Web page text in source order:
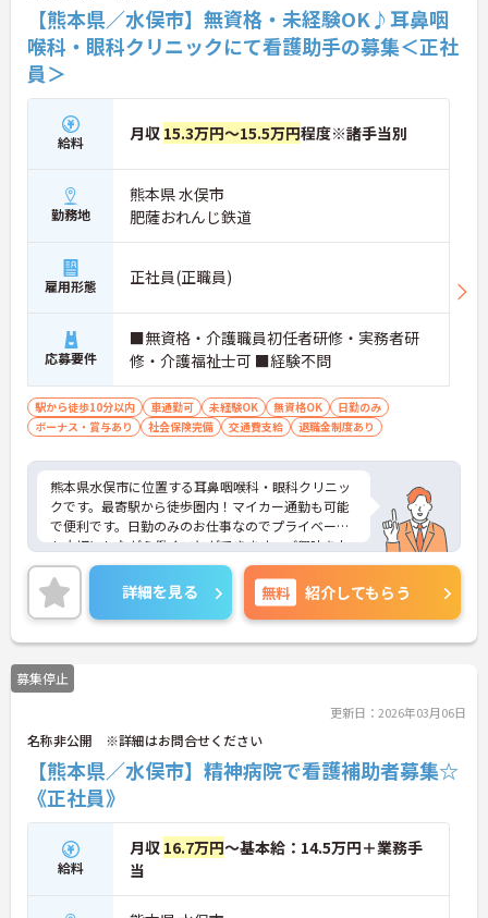
【熊本県／水俣市】無資格・未経験OK♪耳鼻咽
喉科・眼科クリニックにて看護助手の募集＜正社
員＞
給料 月収 15.3万円～15.5万円程度※諸手当別
勤務地
熊本県 水俣市
肥薩おれんじ鉄道
雇用形態 正社員(正職員)
応募要件
■無資格・介護職員初任者研修・実務者研
修・介護福祉士可 ■経験不問
駅から徒歩10分以内 車通勤可 未経験OK 無資格OK
日勤のみ
ボーナス・賞与あり
社会保険完備 交通費支給 退職金制度あり
熊本県水俣市に位置する耳鼻咽喉科・眼科クリニッ
クです。最寄駅から徒歩圏内！マイカー通勤も可能
で便利です。日勤のみのお仕事なのでプライベート
も大切にしながら働くことができます。ご興味をお
持ちの方はお気軽にお問い合わせください。
詳細を見る 無料 紹介してもらう
募集停止
更新日：2026年03月06日
名称非公開 ※詳細はお問合せください
【熊本県／水俣市】精神病院で看護補助者募集☆
《正社員》
給料
月収 16.7万円～基本給：14.5万円＋業務手
当